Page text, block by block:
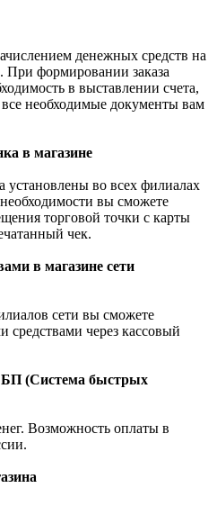
денежных средств на
При формировании заказа
в выставлении счета,
необходимые документы вам
в магазине
во всех филиалах
вы сможете
торговой точки с карты
чек.
в магазине сети
сети вы сможете
через кассовый
(Система быстрых
Возможность оплаты в